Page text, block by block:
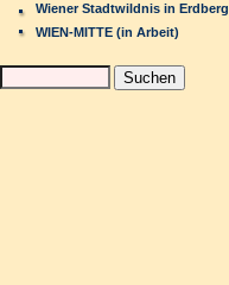
Wiener Stadtwildnis in Erdberg
WIEN-MITTE (in Arbeit)